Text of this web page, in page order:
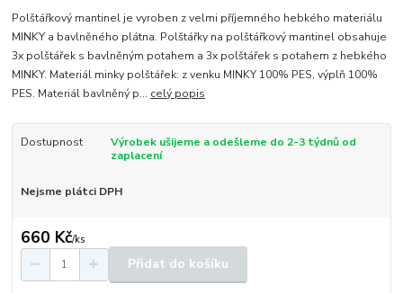
Polštářkový mantinel je vyroben z velmi příjemného hebkého materiálu
MINKY a bavlněného plátna. Polštářky na polštářkový mantinel obsahuje
3x polštářek s bavlněným potahem a 3x polštářek s potahem z hebkého
MINKY. Materiál minky polštářek: z venku MINKY 100% PES, výplň 100%
PES. Materiál bavlněný p... celý popis
Dostupnost
Výrobek ušijeme a odešleme do 2-3 týdnů od
zaplacení
Nejsme plátci DPH
660 Kč/ks
Přidat do košíku